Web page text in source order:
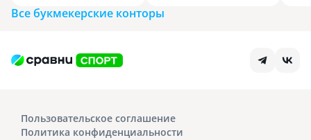
Все букмекерские конторы
Пользовательское соглашение
Политика конфиденциальности